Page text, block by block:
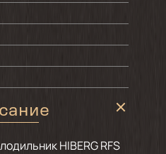
HIBERG RFS